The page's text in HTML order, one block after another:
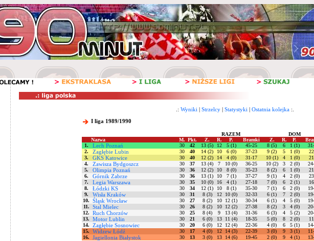
.: Wyniki | Strzelcy | Statystyki | Ostatnia kolejka :.
I liga 1989/1990
RAZEM DOM
Nazwa
M. Pkt. Z. R. P. Bramki Z. R. P.
1.
Lech Poznań 30 42 13 (5) 12 5 (1) 45-25 8 (5) 6 1 (1)
2.
Zagłębie Lubin 30 40 14 (2) 10 6 (0) 37-23 9 (2) 5 1 (0)
3.
GKS Katowice 30 40 12 (2) 14 4 (0) 31-17 10 (1) 4 1 (0)
4.
Zawisza Bydgoszcz 30 37 13 (4) 7 10 (0) 36-25 10 (2) 3 2 (0)
5.
Olimpia Poznań 30 36 12 (2) 10 8 (0) 35-23 8 (2) 6 1 (0)
6.
Górnik Zabrze 30 36 13 (1) 10 7 (1) 37-27 9 (1) 4 2 (0)
7.
Legia Warszawa 30 35 10 (0) 16 4 (1) 27-18 7 (0) 6 2 (1)
8.
Łódzki KS 30 34 12 (1) 10 8 (1) 35-30 7 (1) 6 2 (0)
9.
Wisła Kraków 30 31 8 (3) 12 10 (0) 32-33 6 (1) 7 2 (0)
10.
Śląsk Wrocław 30 27 8 (2) 10 12 (1) 30-34 6 (1) 4 5 (0)
11.
Stal Mielec 30 26 8 (2) 10 12 (2) 27-38 8 (2) 3 4 (0)
12.
Ruch Chorzów 30 25 8 (4) 9 13 (4) 31-36 6 (3) 4 5 (2)
13.
Motor Lublin 30 21 6 (0) 13 11 (4) 18-35 5 (0) 8 2 (0)
14.
Zagłębie Sosnowiec 30 20 6 (0) 12 12 (4) 22-36 4 (0) 6 5 (1)
15.
Widzew Łódź 30 17 4 (0) 12 14 (3) 22-39 3 (0) 9 3 (1)
16.
Jagiellonia Białystok 30 13 3 (0) 13 14 (6) 19-45 2 (0) 9 4 (1)